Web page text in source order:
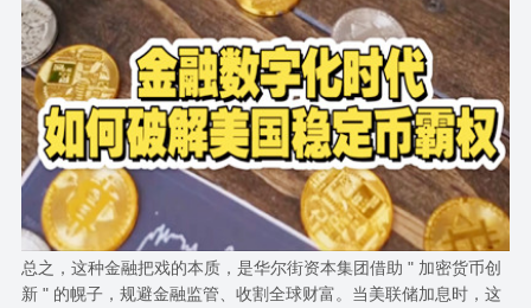
总之，这种金融把戏的本质，是华尔街资本集团借助 " 加密货币创
新 " 的幌子，规避金融监管、收割全球财富。当美联储加息时，这